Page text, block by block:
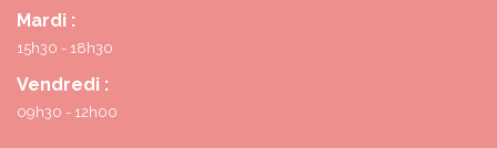
Mardi :
15h30 - 18h30
Vendredi :
09h30 - 12h00